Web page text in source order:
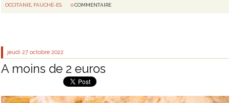
OCCITANIE FAUCHÉ-ES 0 COMMENTAIRE
jeudi 27 octobre 2022
A moins de 2 euros